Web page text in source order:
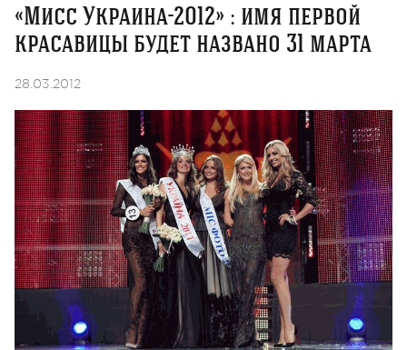
«Мисс Украина-2012» : имя первой
красавицы будет названо 31 марта
28.03.2012